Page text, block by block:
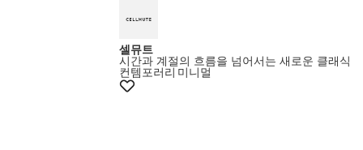
셀뮤트
시간과 계절의 흐름을 넘어서는 새로운 클래식
컨템포러리 미니멀